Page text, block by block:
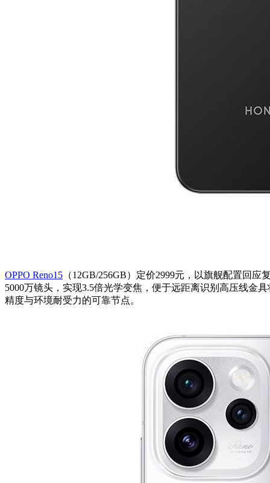
OPPO Reno15 （12GB/256GB）定价2999元，以旗舰配置回
5000万镜头，实现3.5倍光学变焦，便于远距离识别高压线金
精度与环境耐受力的可靠节点。